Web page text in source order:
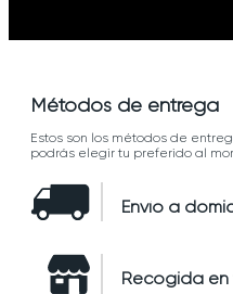
Métodos de entrega
Estos son los métodos de
podrás elegir tu preferido al
Envío a
Recogida